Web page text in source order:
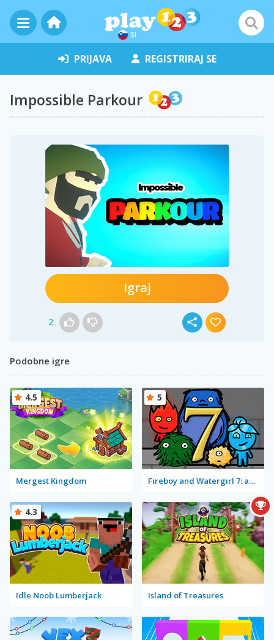
SI
PRIJAVA REGISTRIRAJ SE
Impossible Parkour
Igraj
2
Podobne igre
Mergest Kingdom
4.5
Fireboy and Watergirl 7: and Friends
5
Idle Noob Lumberjack
4.3
Island of Treasures